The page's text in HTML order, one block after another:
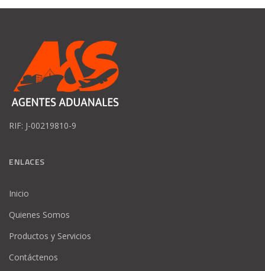
RIF: J-00219810-9
ENLACES
Inicio
Quienes Somos
Productos y Servicios
Contáctenos